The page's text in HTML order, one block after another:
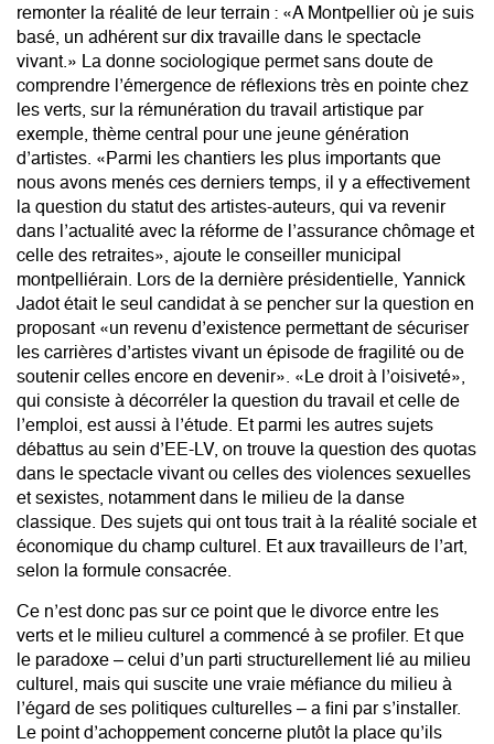
remonter la réalité de leur terrain : «A Montpellier où je suis
basé, un adhérent sur dix travaille dans le spectacle
vivant.» La donne sociologique permet sans doute de
comprendre l’émergence de réflexions très en pointe chez
les verts, sur la rémunération du travail artistique par
exemple, thème central pour une jeune génération
d’artistes. «Parmi les chantiers les plus importants que
nous avons menés ces derniers temps, il y a effectivement
la question du statut des artistes-auteurs, qui va revenir
dans l’actualité avec la réforme de l’assurance chômage et
celle des retraites», ajoute le conseiller municipal
montpelliérain. Lors de la dernière présidentielle, Yannick
Jadot était le seul candidat à se pencher sur la question en
proposant «un revenu d’existence permettant de sécuriser
les carrières d’artistes vivant un épisode de fragilité ou de
soutenir celles encore en devenir». «Le droit à l’oisiveté»,
qui consiste à décorréler la question du travail et celle de
l’emploi, est aussi à l’étude. Et parmi les autres sujets
débattus au sein d’EE-LV, on trouve la question des quotas
dans le spectacle vivant ou celles des violences sexuelles
et sexistes, notamment dans le milieu de la danse
classique. Des sujets qui ont tous trait à la réalité sociale et
économique du champ culturel. Et aux travailleurs de l’art,
selon la formule consacrée.
Ce n’est donc pas sur ce point que le divorce entre les
verts et le milieu culturel a commencé à se profiler. Et que
le paradoxe – celui d’un parti structurellement lié au milieu
culturel, mais qui suscite une vraie méfiance du milieu à
l’égard de ses politiques culturelles – a fini par s’installer.
Le point d’achoppement concerne plutôt la place qu’ils